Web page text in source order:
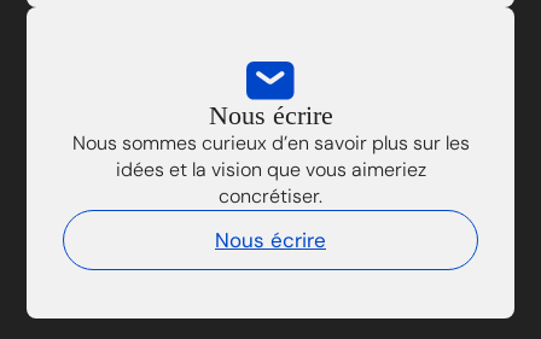
Nous écrire
Nous sommes curieux d’en savoir plus sur les
idées et la vision que vous aimeriez
concrétiser.
Nous écrire